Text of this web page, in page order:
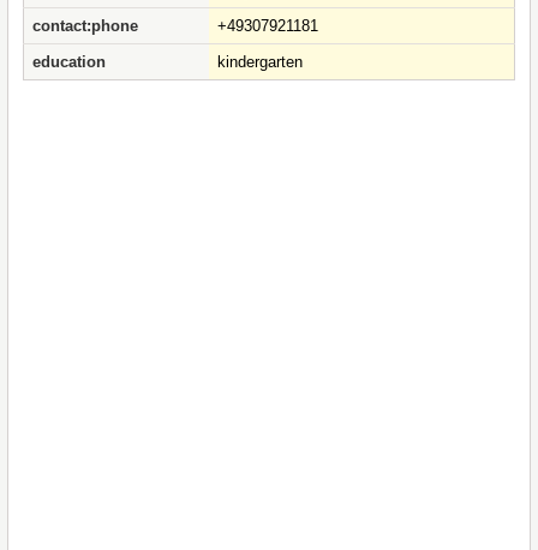
contact:phone
+49307921181
education
kindergarten